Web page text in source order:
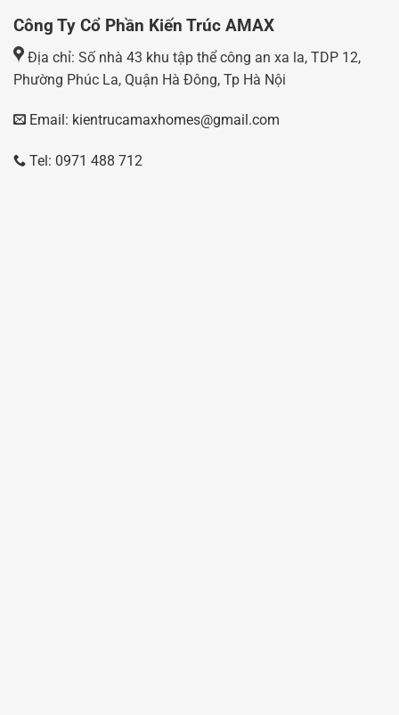
Công Ty Cổ Phần Kiến Trúc AMAX
Địa chỉ: Số nhà 43 khu tập thể công an xa la, TDP 12,
Phường Phúc La, Quận Hà Đông, Tp Hà Nội
Email: kientrucamaxhomes@gmail.com
Tel: 0971 488 712